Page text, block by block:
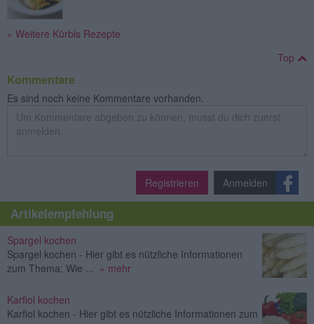
» Weitere Kürbis Rezepte
Top
Kommentare
Es sind noch keine Kommentare vorhanden.
Registrieren Anmelden
Artikelempfehlung
Spargel kochen
Spargel kochen - Hier gibt es nützliche Informationen
zum Thema: Wie ...
» mehr
Karfiol kochen
Karfiol kochen - Hier gibt es nützliche Informationen zum